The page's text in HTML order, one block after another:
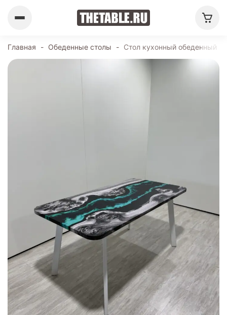
Главная - Обеденные столы - Стол кухонный обеденный